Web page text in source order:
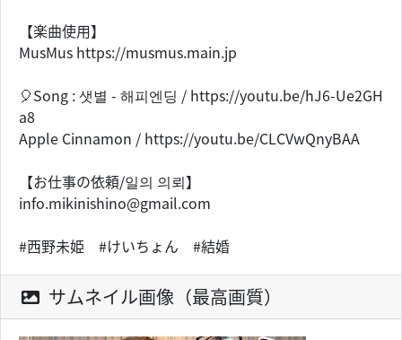
【楽曲使用】
MusMus https://musmus.main.jp
🎈Song : 샛별 - 해피엔딩 / https://youtu.be/hJ6-Ue2GH
a8
Apple Cinnamon / https://youtu.be/CLCVwQnyBAA
【お仕事の依頼/일의 의뢰】
info.mikinishino@gmail.com
#西野未姫 #けいちょん #結婚
サムネイル画像（最高画質）